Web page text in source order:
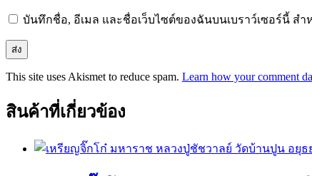
บันทึกชื่อ, อีเมล และชื่อเว็บไซต์ของฉันบนเบราว์เซอร์นี้ ส
This site uses Akismet to reduce spam. Learn how your comment
สินค้าที่เกี่ยวข้อง